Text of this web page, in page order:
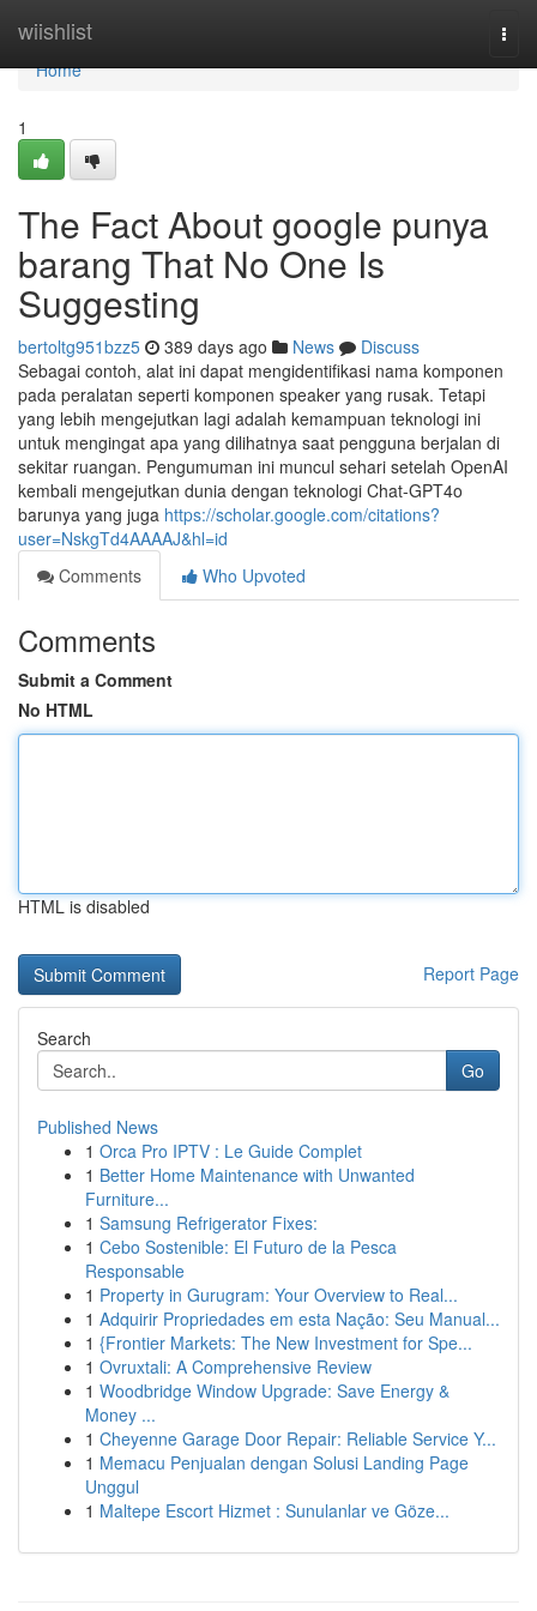
wiishlist
Home
Home
1
The Fact About google punya
barang That No One Is
Suggesting
bertoltg951bzz5 389 days ago News
Discuss
Sebagai contoh, alat ini dapat mengidentifikasi nama komponen
pada peralatan seperti komponen speaker yang rusak. Tetapi
yang lebih mengejutkan lagi adalah kemampuan teknologi ini
untuk mengingat apa yang dilihatnya saat pengguna berjalan di
sekitar ruangan. Pengumuman ini muncul sehari setelah OpenAI
kembali mengejutkan dunia dengan teknologi Chat-GPT4o
barunya yang juga https://scholar.google.com/citations?
user=NskgTd4AAAAJ&hl=id
Comments
Who Upvoted
Comments
Submit a Comment
No HTML
HTML is disabled
Report Page
Search
Go
Published News
1 Orca Pro IPTV : Le Guide Complet
1 Better Home Maintenance with Unwanted
Furniture...
1 Samsung Refrigerator Fixes:
1 Cebo Sostenible: El Futuro de la Pesca
Responsable
1 Property in Gurugram: Your Overview to Real...
1 Adquirir Propriedades em esta Nação: Seu Manual...
1 {Frontier Markets: The New Investment for Spe...
1 Ovruxtali: A Comprehensive Review
1 Woodbridge Window Upgrade: Save Energy &
Money ...
1 Cheyenne Garage Door Repair: Reliable Service Y...
1 Memacu Penjualan dengan Solusi Landing Page
Unggul
1 Maltepe Escort Hizmet : Sunulanlar ve Göze...